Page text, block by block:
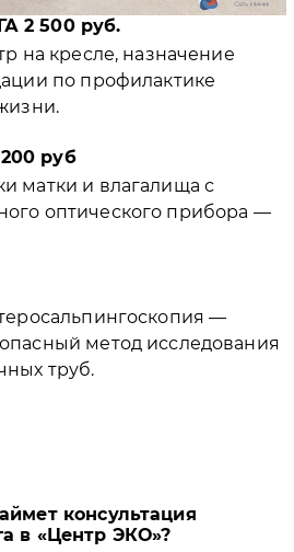
2 500 руб.
на кресле, назначение
по профилактике
руб
матки и влагалища с
оптического прибора —
—
метод исследования
труб.
консультация
в
Центр ЭКО ?